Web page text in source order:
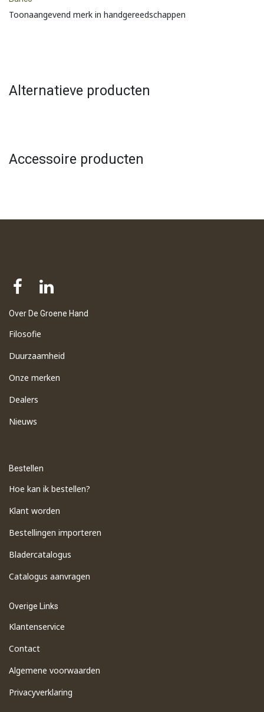
Toonaangevend merk in handgereedschappen
Alternatieve producten
Accessoire producten
Over De Groene Hand
Filosofie
Duurzaamheid
Onze merken
Dealers
Nieuws
Bestellen
Hoe kan ik bestellen?
Klant worden
Bestellingen importeren
​Bladercatalogus
​Catalogus aanvragen
Overige Links
Klantenservice
Contact
Algemene voorwaarden
Privacyverklaring